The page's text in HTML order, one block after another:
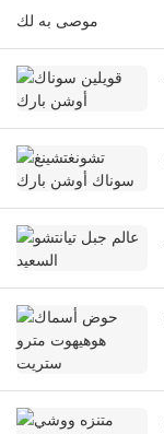
موصى به لك